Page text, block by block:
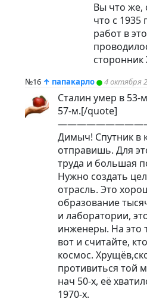
Вы что же,
что с 1935
работ в
№16 ↑ папакарло 4 октября
Сталин умер в 53-
57-м.[/quote]
Димыч! Спутник в
отправишь. Для
труда и большая
Нужно создать
отрасль. Это
образование
и лаборатории,
инженеры. На это
вот и считайте,
космос.
противиться той
нач 50-х, её
1970-х.